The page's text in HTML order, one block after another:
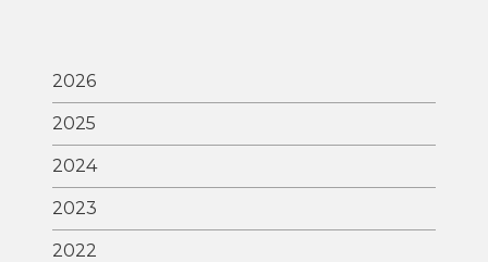
2026
2025
2024
2023
2022